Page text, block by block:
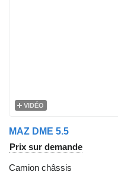
VIDÉO
MAZ DME 5.5
Prix sur demande
Camion châssis